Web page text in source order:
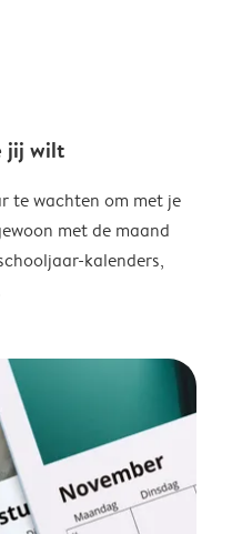
jij wilt
te wachten om met je
met de maand
kalenders,